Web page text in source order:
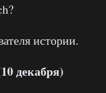
истории.
декабря)